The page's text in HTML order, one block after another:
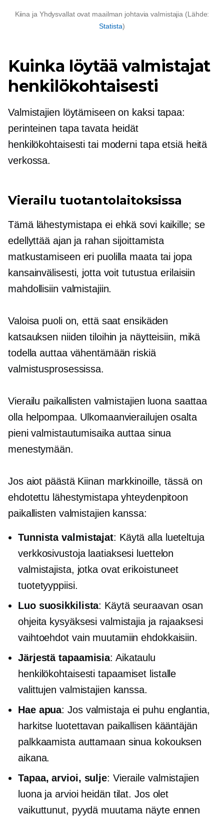
Kiina ja Yhdysvallat ovat maailman johtavia valmistajia (Lähde:
Statista)
Kuinka löytää valmistajat
henkilökohtaisesti
Valmistajien löytämiseen on kaksi tapaa:
perinteinen tapa tavata heidät
henkilökohtaisesti tai moderni tapa etsiä heitä
verkossa.
Vierailu tuotantolaitoksissa
Tämä lähestymistapa ei ehkä sovi kaikille; se
edellyttää ajan ja rahan sijoittamista
matkustamiseen eri puolilla maata tai jopa
kansainvälisesti, jotta voit tutustua erilaisiin
mahdollisiin valmistajiin.
Valoisa puoli on, että saat ensikäden
katsauksen niiden tiloihin ja näytteisiin, mikä
todella auttaa vähentämään riskiä
valmistusprosessissa.
Vierailu paikallisten valmistajien luona saattaa
olla helpompaa. Ulkomaanvierailujen osalta
pieni valmistautumisaika auttaa sinua
menestymään.
Jos aiot päästä Kiinan markkinoille, tässä on
ehdotettu lähestymistapa yhteydenpitoon
paikallisten valmistajien kanssa:
Tunnista valmistajat: Käytä alla lueteltuja
verkkosivustoja laatiaksesi luettelon
valmistajista, jotka ovat erikoistuneet
tuotetyyppiisi.
Luo suosikkilista: Käytä seuraavan osan
ohjeita kysyäksesi valmistajia ja rajaaksesi
vaihtoehdot vain muutamiin ehdokkaisiin.
Järjestä tapaamisia: Aikataulu
henkilökohtaisesti tapaamiset listalle
valittujen valmistajien kanssa.
Hae apua: Jos valmistaja ei puhu englantia,
harkitse luotettavan paikallisen kääntäjän
palkkaamista auttamaan sinua kokouksen
aikana.
Tapaa, arvioi, sulje: Vieraile valmistajien
luona ja arvioi heidän tilat. Jos olet
vaikuttunut, pyydä muutama näyte ennen